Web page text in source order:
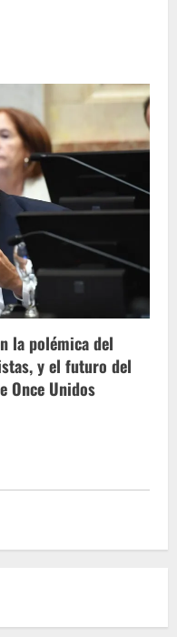
la polémica del
y el futuro del
Once Unidos